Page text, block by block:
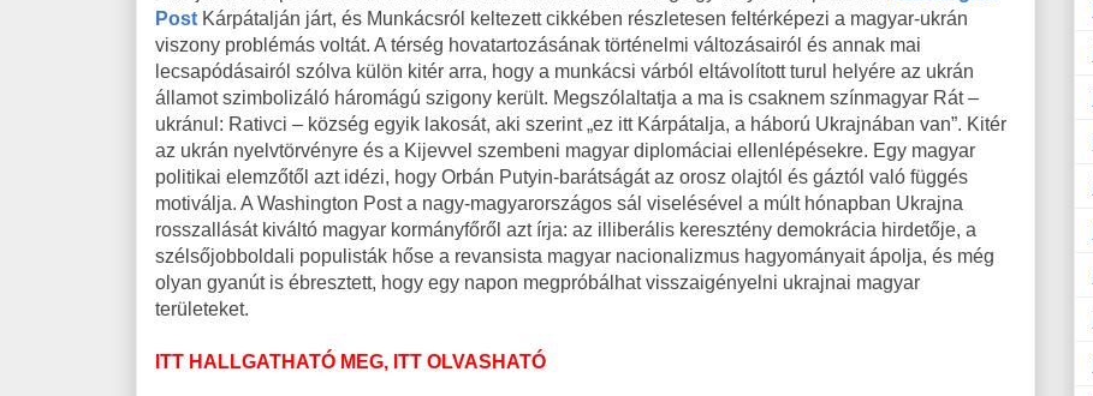
Post Kárpátalján járt, és Munkácsról keltezett cikkében részletesen feltérképezi a magyar-ukrán
viszony problémás voltát. A térség hovatartozásának történelmi változásairól és annak mai
lecsapódásairól szólva külön kitér arra, hogy a munkácsi várból eltávolított turul helyére az ukrán
államot szimbolizáló háromágú szigony került. Megszólaltatja a ma is csaknem színmagyar Rát –
ukránul: Rativci – község egyik lakosát, aki szerint „ez itt Kárpátalja, a háború Ukrajnában van”. Kitér
az ukrán nyelvtörvényre és a Kijevvel szembeni magyar diplomáciai ellenlépésekre. Egy magyar
politikai elemzőtől azt idézi, hogy Orbán Putyin-barátságát az orosz olajtól és gáztól való függés
motiválja. A Washington Post a nagy-magyarországos sál viselésével a múlt hónapban Ukrajna
rosszallását kiváltó magyar kormányfőről azt írja: az illiberális keresztény demokrácia hirdetője, a
szélsőjobboldali populisták hőse a revansista magyar nacionalizmus hagyományait ápolja, és még
olyan gyanút is ébresztett, hogy egy napon megpróbálhat visszaigényelni ukrajnai magyar
területeket.
ITT HALLGATHATÓ MEG, ITT OLVASHATÓ